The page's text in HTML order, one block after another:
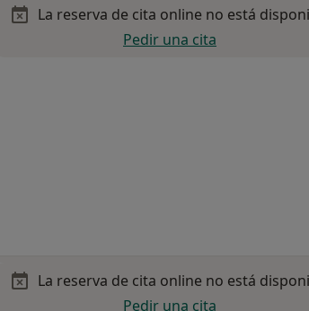
La reserva de cita online no está
Pedir una cita
La reserva de cita online no está
Pedir una cita